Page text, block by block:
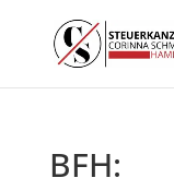
BFH: